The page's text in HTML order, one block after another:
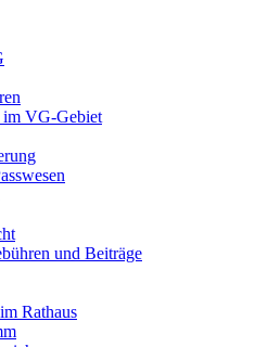
im VG-Gebiet
und Beiträge
Rathaus